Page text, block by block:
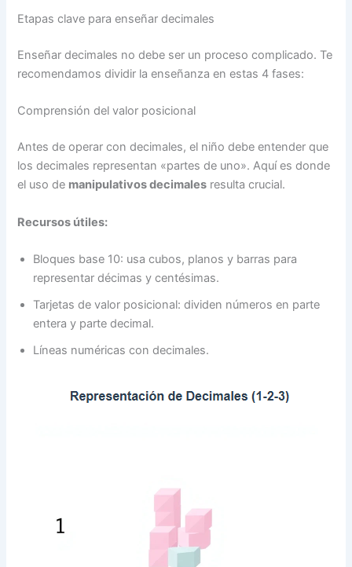
Etapas clave para enseñar decimales
Enseñar decimales no debe ser un proceso complicado. Te
recomendamos dividir la enseñanza en estas 4 fases:
Comprensión del valor posicional
Antes de operar con decimales, el niño debe entender que
los decimales representan «partes de uno». Aquí es donde
el uso de manipulativos decimales resulta crucial.
Recursos útiles:
Bloques base 10: usa cubos, planos y barras para
representar décimas y centésimas.
Tarjetas de valor posicional: dividen números en parte
entera y parte decimal.
Líneas numéricas con decimales.